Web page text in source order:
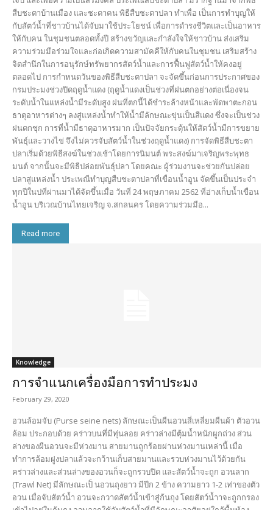
สืบชะตาบ้านเมือง และชะตาคน พิธีสืบชะตาปลา ทำเพื่อ เป็นการทำบุญให้
กับสัตว์น้ำที่ชาวบ้านได้จับมาใช้ประโยชน์ เพื่อการดำรงชีวิตและเป็นอาหาร
ให้กับคน ในชุมชนตลอดทั้งปี สร้างขวัญและกำลังใจให้ชาวบ้าน ส่งเสริม
ความร่วมมือร่วมใจและก่อเกิดความสามัคคีให้กับคนในชุมชน เสริมสร้าง
จิตสำนึกในการอนุรักษ์ทรัพยากรสัตว์น้ำและการฟื้นฟูสัตว์น้ำให้คงอยู่
ตลอดไป การกำหนดวันของพิธีสืบชะตาปลา จะจัดขึ้นก่อนการประกาศของ
กรมประมงช่วงปิดฤดูน้ำแดง (ฤดูน้ำแดงเป็นช่วงที่ฝนตกอย่างต่อเนื่องจน
ระดับน้ำในแหล่งน้ำมีระดับสูง ฝนที่ตกนี้ได้ชำระล้างหน้าและพัดพาตะกอน
ธาตุอาหารต่างๆ ลงสู่แหล่งน้ำทำให้น้ำมีลักษณะขุ่นเป็นสีแดง ซึ่งจะเป็นช่วง
ฝนตกชุก การที่น้ำมีธาตุอาหารมาก เป็นปัจจัยกระตุ้นให้สัตว์น้ำมีการขยาย
พันธุ์และวางไข่ จึงไม่ควรจับสัตว์น้ำในช่วงฤดูน้ำแดง) การจัดพิธีสืบชะตา
ปลาเริ่มด้วยพิธีสงฆ์ในช่วงเช้าโดยการนิมนต์ พระสงฆ์มาเจริญพระพุทธ
มนต์ จากนั้นจะมีพิธีปล่อยพันธุ์ปลา โดยคณะ ผู้ร่วมงานจะช่วยกันปล่อย
ปลาสู่แหล่งน้ำ ประเพณีทำบุญสืบชะตาปลาที่เขื่อนน้ำอูน จัดขึ้นเป็นประจำ
ทุกปีในปที่ผ่านมาได้จัดขึ้นเมื่อ วันที่ 24 พฤษภาคม 2562 ที่อ่างเก็บน้ำเขื่อน
น้ำอูน บริเวณบ้านไทยเจริญ จ.สกลนคร โดยความร่วมมือ...
Read more
Knowledge
การจำแนกเครื่องมือการทำประมง
February 29, 2020
อวนล้อมจับ (Purse seine nets) ลักษณะเป็นผืนอวนสี่เหลี่ยมผืนผ้า ตัวอวน
ล้อม ประกอบด้วย คร่าวบนที่มีทุ่นลอย คร่าวล่างมีตุ้มน้ำหนักผูกถ่วง ส่วน
ล่างของผืนอวนจะมีห่วงมาน สายมานถูกร้อยผ่านห่วงมานเหล่านี้ เมื่อ
ทำการล้อมฝูงปลาแล้วจะกว้านเก็บสายมานและรวบห่วงมานไว้ด้วยกัน
คร่าวล่างและส่วนล่างของอวนก็จะถูกรวบปิด และสัตว์น้ำจะถูก อวนลาก
(Trawl Net) มีลักษณะเป็ นอวนถุงยาว มีปีก 2 ข้าง ความยาว 1-2 เท่าของตัว
อวน เมื่อจับสัตว์น้ำ อวนจะกวาดสัตว์น้ำเข้าสู่ก้นถุง โดยสัตว์น้ำาจะถูกกรอง